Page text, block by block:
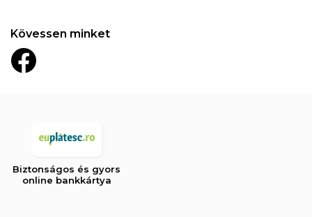
Kövessen minket
Biztonságos és gyors
online bankkártya